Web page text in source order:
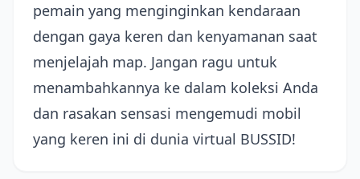
pemain yang menginginkan kendaraan
dengan gaya keren dan kenyamanan saat
menjelajah map. Jangan ragu untuk
menambahkannya ke dalam koleksi Anda
dan rasakan sensasi mengemudi mobil
yang keren ini di dunia virtual BUSSID!